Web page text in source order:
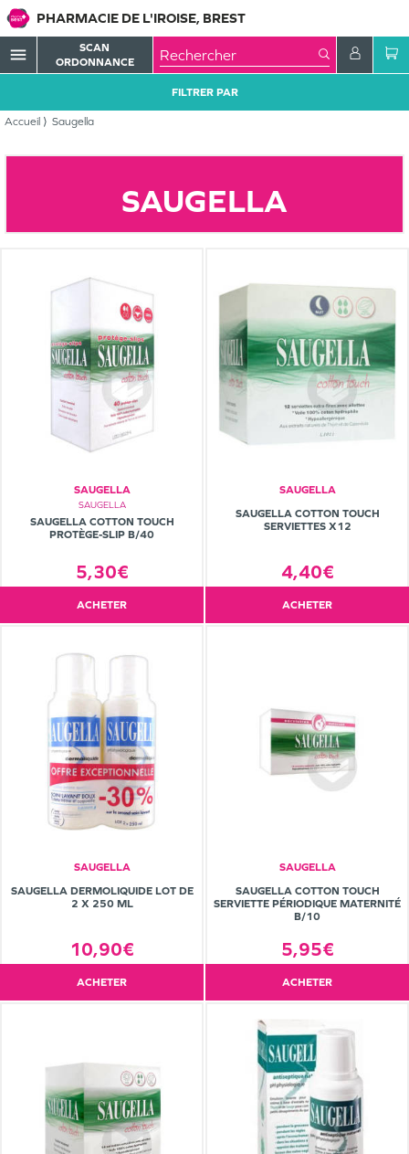
PHARMACIE DE L'IROISE, BREST
menu
SCAN
ORDONNANCE
Accueil Saugella
FILTRER PAR
SAUGELLA
SAUGELLA
SAUGELLA
SAUGELLA COTTON TOUCH
PROTÈGE-SLIP B/40
5,30€
ACHETER
SAUGELLA
SAUGELLA COTTON TOUCH
SERVIETTES X12
4,40€
ACHETER
SAUGELLA
SAUGELLA DERMOLIQUIDE LOT DE
2 X 250 ML
10,90€
ACHETER
SAUGELLA
SAUGELLA COTTON TOUCH
SERVIETTE PÉRIODIQUE MATERNITÉ
B/10
5,95€
ACHETER